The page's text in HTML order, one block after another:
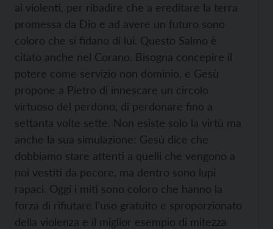
ai violenti, per ribadire che a ereditare la terra
promessa da Dio e ad avere un futuro sono
coloro che si fidano di lui. Questo Salmo è
citato anche nel Corano. Bisogna concepire il
potere come servizio non dominio, e Gesù
propone a Pietro di innescare un circolo
virtuoso del perdono, di perdonare fino a
settanta volte sette. Non esiste solo la virtù ma
anche la sua simulazione: Gesù dice che
dobbiamo stare attenti a quelli che vengono a
noi vestiti da pecore, ma dentro sono lupi
rapaci. Oggi i miti sono coloro che hanno la
forza di rifiutare l’uso gratuito e sproporzionato
della violenza e il miglior esempio di mitezza